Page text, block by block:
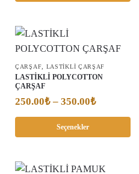
ÇARŞAF LASTİKLİ ÇARŞAF
LASTİKLİ POLYCOTTON
ÇARŞAF
250.00₺ – 350.00₺
Seçenekler